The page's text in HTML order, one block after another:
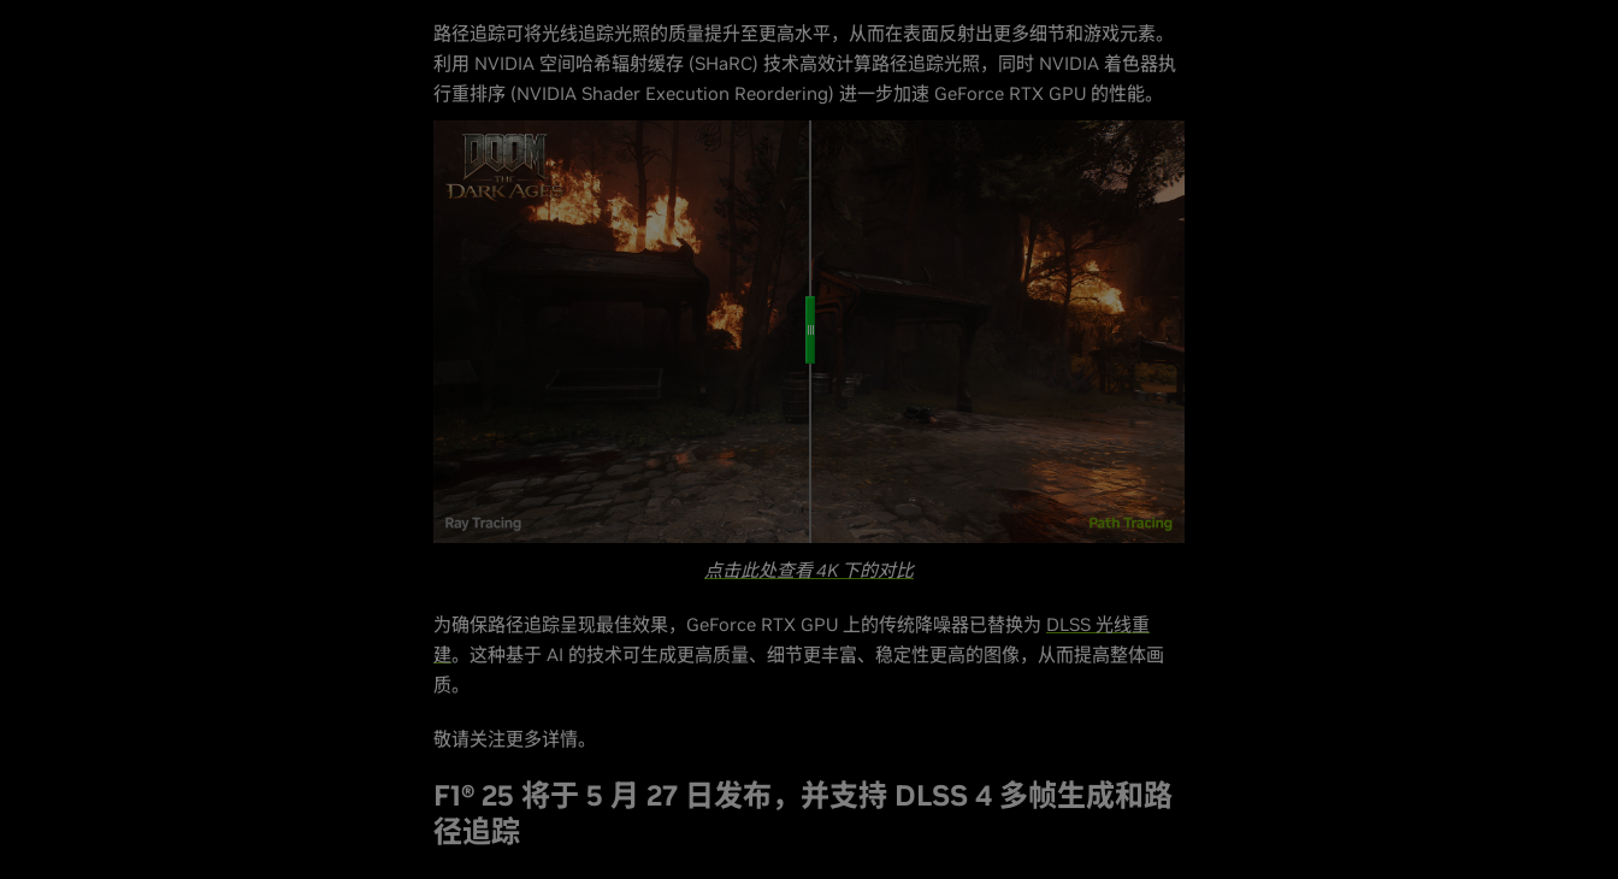
路径追踪可将光线追踪光照的质量提升至更高水平，从而在表面反射出更多细节和游戏元素。
利用 NVIDIA 空间哈希辐射缓存 (SHaRC) 技术高效计算路径追踪光照，同时 NVIDIA 着色器执
行重排序 (NVIDIA Shader Execution Reordering) 进一步加速 GeForce RTX GPU 的性能。
点击此处查看 4K 下的对比
为确保路径追踪呈现最佳效果，GeForce RTX GPU 上的传统降噪器已替换为 DLSS 光线重
建。这种基于 AI 的技术可生成更高质量、细节更丰富、稳定性更高的图像，从而提高整体画
质。
敬请关注更多详情。
F1® 25 将于 5 月 27 日发布，并支持 DLSS 4 多帧生成和路
径追踪